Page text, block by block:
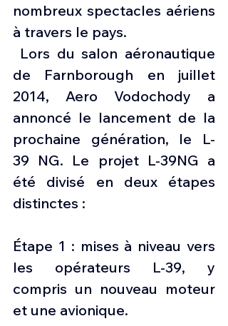
nombreux spectacles aériens
à travers le pays.
Lors du salon aéronautique
de Farnborough en juillet
2014, Aero Vodochody a
annoncé le lancement de la
prochaine génération, le L-
39 NG. Le projet L-39NG a
été divisé en deux étapes
distinctes :
Étape 1 : mises à niveau vers
les opérateurs L-39, y
compris un nouveau moteur
et une avionique.